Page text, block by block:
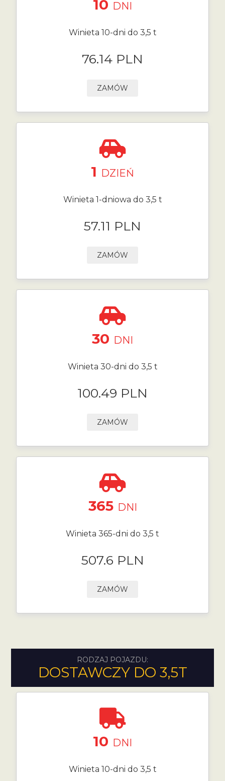
10 DNI
Winieta 10-dni do 3,5 t
76.14 PLN
ZAMÓW
1 DZIEŃ
Winieta 1-dniowa do 3,5 t
57.11 PLN
ZAMÓW
30 DNI
Winieta 30-dni do 3,5 t
100.49 PLN
ZAMÓW
365 DNI
Winieta 365-dni do 3,5 t
507.6 PLN
ZAMÓW
RODZAJ POJAZDU:
DOSTAWCZY DO 3,5T
10 DNI
Winieta 10-dni do 3,5 t